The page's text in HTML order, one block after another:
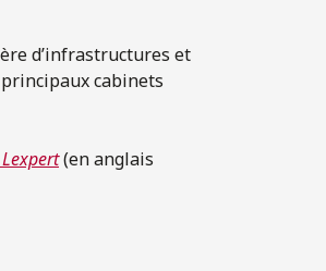
d’infrastructures et
cabinets
Lexpert(en anglais